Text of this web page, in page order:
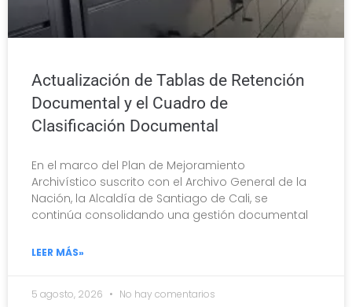
Actualización de Tablas de Retención
Documental y el Cuadro de
Clasificación Documental
En el marco del Plan de Mejoramiento
Archivístico suscrito con el Archivo General de la
Nación, la Alcaldía de Santiago de Cali, se
continúa consolidando una gestión documental
LEER MÁS»
5 agosto, 2026 No hay comentarios